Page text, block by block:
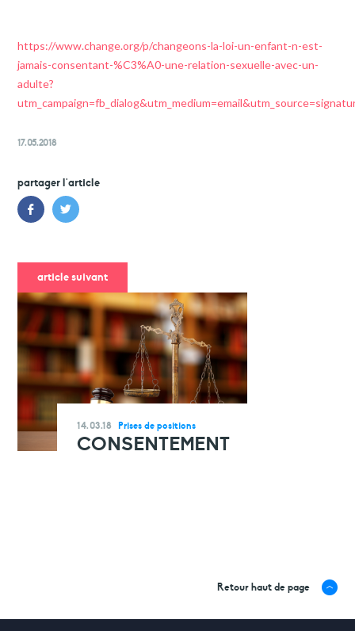
https://www.change.org/p/changeons-la-loi-un-enfant-n-est-
jamais-consentant-%C3%A0-une-relation-sexuelle-avec-un-
adulte?
17.05.2018
partager l'article
article suivant
14.03.18 Prises de positions
CONSENTEMENT
Retour haut de page